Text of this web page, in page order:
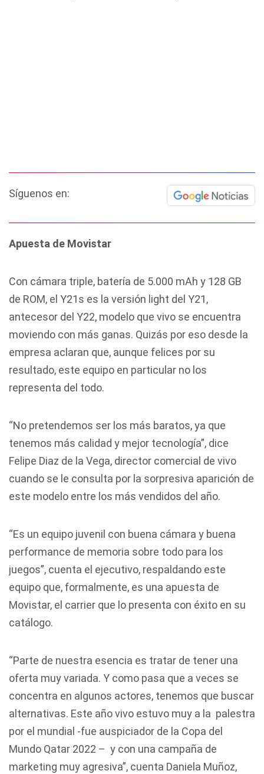
Síguenos en:
Apuesta de Movistar
Con cámara triple, batería de 5.000 mAh y 128 GB
de ROM, el Y21s es la versión light del Y21,
antecesor del Y22, modelo que vivo se encuentra
moviendo con más ganas. Quizás por eso desde la
empresa aclaran que, aunque felices por su
resultado, este equipo en particular no los
representa del todo.
“No pretendemos ser los más baratos, ya que
tenemos más calidad y mejor tecnología”, dice
Felipe Diaz de la Vega, director comercial de vivo
cuando se le consulta por la sorpresiva aparición de
este modelo entre los más vendidos del año.
“Es un equipo juvenil con buena cámara y buena
performance de memoria sobre todo para los
juegos”, cuenta el ejecutivo, respaldando este
equipo que, formalmente, es una apuesta de
Movistar, el carrier que lo presenta con éxito en su
catálogo.
“Parte de nuestra esencia es tratar de tener una
oferta muy variada. Y como pasa que a veces se
concentra en algunos actores, tenemos que buscar
alternativas. Este año vivo estuvo muy a la palestra
por el mundial -fue auspiciador de la Copa del
Mundo Qatar 2022 – y con una campaña de
marketing muy agresiva”, cuenta Daniela Muñoz,